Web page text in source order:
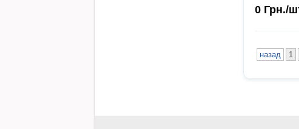
0 Грн./
назад 1